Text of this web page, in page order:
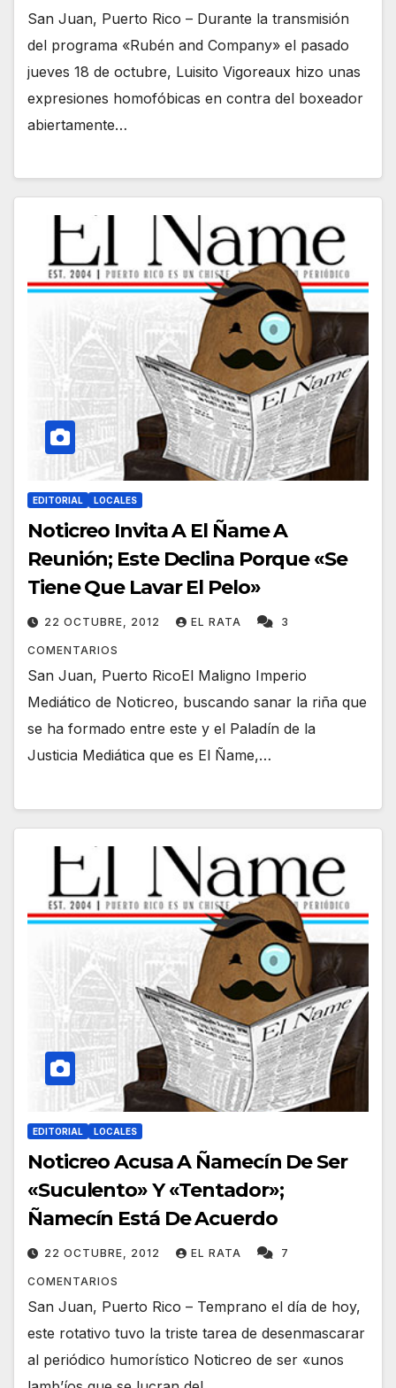
San Juan, Puerto Rico – Durante la transmisión
del programa «Rubén and Company» el pasado
jueves 18 de octubre, Luisito Vigoreaux hizo unas
expresiones homofóbicas en contra del boxeador
abiertamente…
EDITORIAL LOCALES
Noticreo Invita A El Ñame A
Reunión; Este Declina Porque «Se
Tiene Que Lavar El Pelo»
22 OCTUBRE, 2012 EL RATA 3
COMENTARIOS
San Juan, Puerto RicoEl Maligno Imperio
Mediático de Noticreo, buscando sanar la riña que
se ha formado entre este y el Paladín de la
Justicia Mediática que es El Ñame,…
EDITORIAL LOCALES
Noticreo Acusa A Ñamecín De Ser
«Suculento» Y «Tentador»;
Ñamecín Está De Acuerdo
22 OCTUBRE, 2012 EL RATA 7
COMENTARIOS
San Juan, Puerto Rico – Temprano el día de hoy,
este rotativo tuvo la triste tarea de desenmascarar
al periódico humorístico Noticreo de ser «unos